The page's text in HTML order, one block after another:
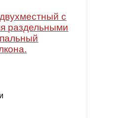
с
раздельными